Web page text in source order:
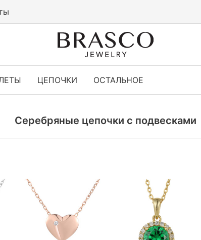
ЦЕПОЧКИ ОСТАЛЬНОЕ
Серебряные цепочки с подвесками